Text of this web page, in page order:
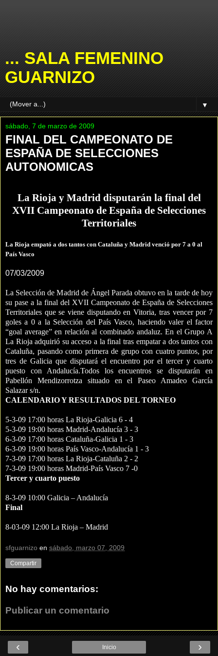
... SALA FEMENINO
GUARNIZO
▼
sábado, 7 de marzo de 2009
FINAL DEL CAMPEONATO DE
ESPAÑA DE SELECCIONES
AUTONOMICAS
La Rioja y Madrid disputarán la final del
XVII Campeonato de España de Selecciones
Territoriales
La Rioja empató a dos tantos con Cataluña y Madrid venció por 7 a 0 al
País Vasco
07/03/2009
La Selección de Madrid de Ángel Parada obtuvo en la tarde de hoy
su pase a la final del XVII Campeonato de España de Selecciones
Territoriales que se viene disputando en Vitoria, tras vencer por 7
goles a 0 a la Selección del País Vasco, haciendo valer el factor
“goal average” en relación al combinado andaluz. En el Grupo A
La Rioja adquirió su acceso a la final tras empatar a dos tantos con
Cataluña, pasando como primera de grupo con cuatro puntos, por
tres de Galicia que disputará el encuentro por el tercer y cuarto
puesto con Andalucía.Todos los encuentros se disputarán en
Pabellón Mendizorrotza situado en el Paseo Amadeo García
Salazar s/n.
CALENDARIO Y RESULTADOS DEL TORNEO
5-3-09 17:00 horas La Rioja-Galicia 6 - 4
5-3-09 19:00 horas Madrid-Andalucía 3 - 3
6-3-09 17:00 horas Cataluña-Galicia 1 - 3
6-3-09 19:00 horas País Vasco-Andalucía 1 - 3
7-3-09 17:00 horas La Rioja-Cataluña 2 - 2
7-3-09 19:00 horas Madrid-País Vasco 7 -0
Tercer y cuarto puesto
8-3-09 10:00 Galicia – Andalucía
Final
8-03-09 12:00 La Rioja – Madrid
sfguarnizo en sábado, marzo 07, 2009
Compartir
No hay comentarios:
Publicar un comentario
‹ ›
Inicio